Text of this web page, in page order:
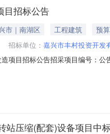
目招标公告
市｜南湖区 工程建筑
预
招标单位： 嘉兴市丰村投资开发
项目招标公告招采项目编号：
区公共资源交易中心工程信息发
站压缩(配套)设备项目中